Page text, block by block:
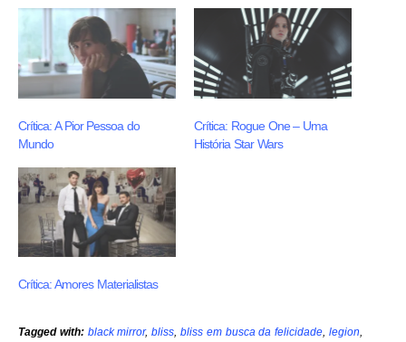
Crítica: A Pior Pessoa do
Mundo
Crítica: Rogue One – Uma
História Star Wars
Crítica: Amores Materialistas
Tagged with: black mirror,bliss,bliss em busca da felicidade,legion,